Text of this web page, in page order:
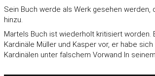
Sein Buch werde als Werk gesehen
hinzu.
Martels Buch ist wiederholt kritisiert
Kardinäle Müller und Kasper vor, er habe
Kardinälen unter falschem Vorwand In